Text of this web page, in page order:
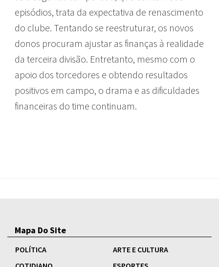
episódios, trata da expectativa de renascimento
do clube. Tentando se reestruturar, os novos
donos procuram ajustar as finanças à realidade
da terceira divisão. Entretanto, mesmo com o
apoio dos torcedores e obtendo resultados
positivos em campo, o drama e as dificuldades
financeiras do time continuam.
Mapa Do Site
POLÍTICA
ARTE E CULTURA